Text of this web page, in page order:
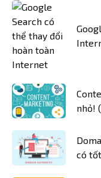
nhỏ!
có